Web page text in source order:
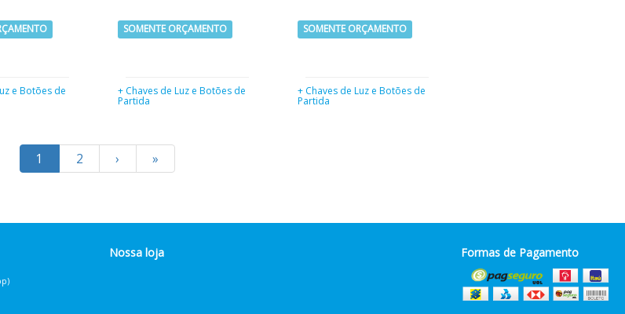
e Botões de
SOMENTE ORÇAMENTO
+ Chaves de Luz e Botões de
Partida
SOMENTE ORÇAMENTO
+ Chaves de Luz e Botões de
Partida
1 2 › »
Nossa loja Formas de Pagamento